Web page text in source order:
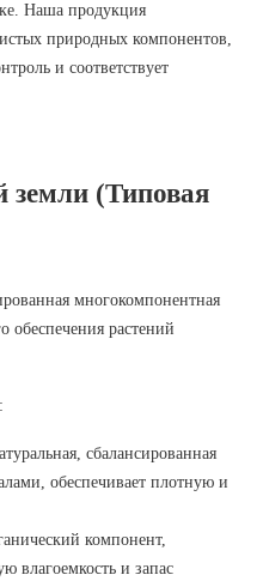
Наша продукция
природных компонентов,
и соответствует
земли (Типовая
многокомпонентная
обеспечения растений
сбалансированная
обеспечивает плотную и
компонент,
влагоемкость и запас